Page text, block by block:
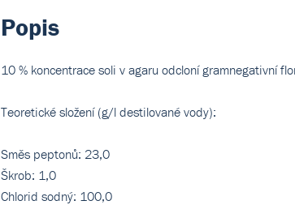
Popis
10 % koncentrace soli v agaru odcloní gramnegativní
Teoretické složení (g/l destilované vody):
Směs peptonů: 23,0
Škrob: 1,0
Chlorid sodný: 100,0